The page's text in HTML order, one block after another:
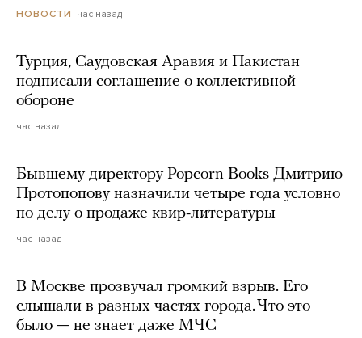
НОВОСТИ час назад
Турция, Саудовская Аравия и Пакистан
подписали соглашение о коллективной
обороне
час назад
Бывшему директору Popcorn Books Дмитрию
Протопопову назначили четыре года условно
по делу о продаже квир-литературы
час назад
В Москве прозвучал громкий взрыв. Его
слышали в разных частях города. Что это
было — не знает даже МЧС